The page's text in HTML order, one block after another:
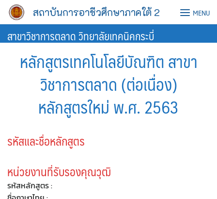
Skip
สถาบันการอาชีวศึกษาภาคใต้ 2 MENU
สาขาวิชาการตลาด วิทยาลัยเทคนิคกระบี่
หลักสูตรเทคโนโลยีบัณฑิต สาขา
วิชาการตลาด (ต่อเนื่อง)
หลักสูตรใหม่ พ.ศ. 2563
รหัสและชื่อหลักสูตร
หน่วยงานที่รับรองคุณวุฒิ
รหัสหลักสูตร :